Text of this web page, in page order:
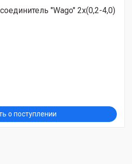
"Wago" 2х(0,2-4,0)
о поступлении